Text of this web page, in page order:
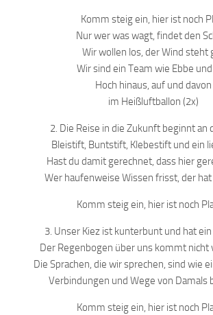
Komm steig ein, hier ist noch
Nur wer was wagt, findet den
Wir wollen los, der Wind steht
Wir sind ein Team wie Ebbe
Hoch hinaus, auf und davon
im Heißluftballon (2x)
2. Die Reise in die Zukunft beginnt an
Bleistift, Buntstift, Klebestift und ein
Hast du damit gerechnet, dass hier
Wer haufenweise Wissen frisst, der
Komm steig ein, hier ist noch
3. Unser Kiez ist kunterbunt und hat
Der Regenbogen über uns kommt nicht
Die Sprachen, die wir sprechen, sind wie
Verbindungen und Wege von Damals
Komm steig ein, hier ist noch